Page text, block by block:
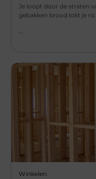
Je loopt door de straten
gebakken brood lokt je
...
Winkelen